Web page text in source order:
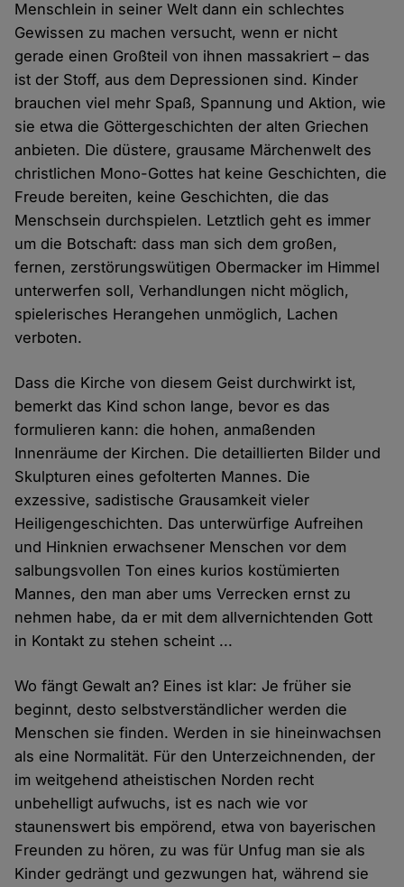
Menschlein in seiner Welt dann ein schlechtes
Gewissen zu machen versucht, wenn er nicht
gerade einen Großteil von ihnen massakriert – das
ist der Stoff, aus dem Depressionen sind. Kinder
brauchen viel mehr Spaß, Spannung und Aktion, wie
sie etwa die Göttergeschichten der alten Griechen
anbieten. Die düstere, grausame Märchenwelt des
christlichen Mono-Gottes hat keine Geschichten, die
Freude bereiten, keine Geschichten, die das
Menschsein durchspielen. Letztlich geht es immer
um die Botschaft: dass man sich dem großen,
fernen, zerstörungswütigen Obermacker im Himmel
unterwerfen soll, Verhandlungen nicht möglich,
spielerisches Herangehen unmöglich, Lachen
verboten.
Dass die Kirche von diesem Geist durchwirkt ist,
bemerkt das Kind schon lange, bevor es das
formulieren kann: die hohen, anmaßenden
Innenräume der Kirchen. Die detaillierten Bilder und
Skulpturen eines gefolterten Mannes. Die
exzessive, sadistische Grausamkeit vieler
Heiligengeschichten. Das unterwürfige Aufreihen
und Hinknien erwachsener Menschen vor dem
salbungsvollen Ton eines kurios kostümierten
Mannes, den man aber ums Verrecken ernst zu
nehmen habe, da er mit dem allvernichtenden Gott
in Kontakt zu stehen scheint ...
Wo fängt Gewalt an? Eines ist klar: Je früher sie
beginnt, desto selbstverständlicher werden die
Menschen sie finden. Werden in sie hineinwachsen
als eine Normalität. Für den Unterzeichnenden, der
im weitgehend atheistischen Norden recht
unbehelligt aufwuchs, ist es nach wie vor
staunenswert bis empörend, etwa von bayerischen
Freunden zu hören, zu was für Unfug man sie als
Kinder gedrängt und gezwungen hat, während sie